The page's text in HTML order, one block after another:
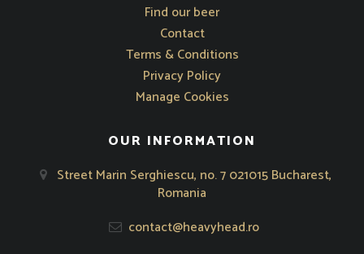
Opens in new window
Find our beer
Contact
Terms & Conditions
Privacy Policy
Manage Cookies
OUR INFORMATION
Street Marin Serghiescu, no. 7 021015 Bucharest,
Romania
contact@heavyhead.ro